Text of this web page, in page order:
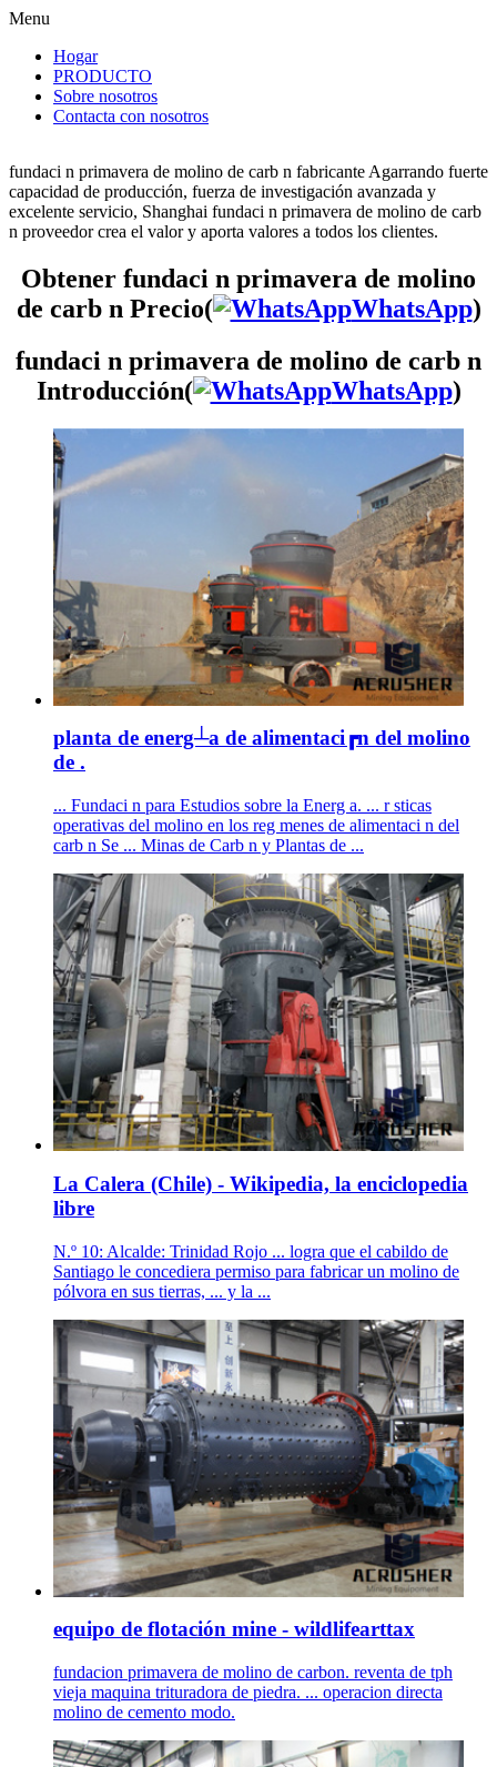
Menu
Hogar
PRODUCTO
Sobre nosotros
Contacta con nosotros
fundaci n primavera de molino de carb n fabricante Agarrando fuerte
capacidad de producción, fuerza de investigación avanzada y
excelente servicio, Shanghai fundaci n primavera de molino de carb
n proveedor crea el valor y aporta valores a todos los clientes.
Obtener fundaci n primavera de molino
de carb n Precio(
WhatsApp)
fundaci n primavera de molino de carb n
Introducción(
WhatsApp)
planta de energ┴a de alimentaci┏n del molino
de .
... Fundaci n para Estudios sobre la Energ a. ... r sticas
operativas del molino en los reg menes de alimentaci n del
carb n Se ... Minas de Carb n y Plantas de ...
La Calera (Chile) - Wikipedia, la enciclopedia
libre
N.º 10: Alcalde: Trinidad Rojo ... logra que el cabildo de
Santiago le concediera permiso para fabricar un molino de
pólvora en sus tierras, ... y la ...
equipo de flotación mine - wildlifearttax
fundacion primavera de molino de carbon. reventa de tph
vieja maquina trituradora de piedra. ... operacion directa
molino de cemento modo.